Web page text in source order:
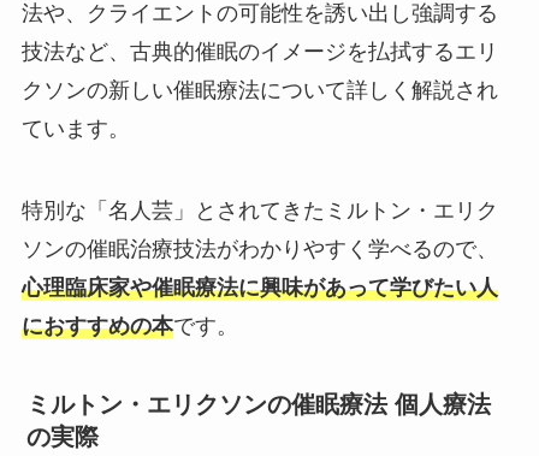
法や、クライエントの可能性を誘い出し強調する
技法など、古典的催眠のイメージを払拭するエリ
クソンの新しい催眠療法について詳しく解説され
ています。
特別な「名人芸」とされてきたミルトン・エリク
ソンの催眠治療技法がわかりやすく学べるので、
心理臨床家や催眠療法に興味があって学びたい人
におすすめの本です。
ミルトン・エリクソンの催眠療法 個人療法
の実際